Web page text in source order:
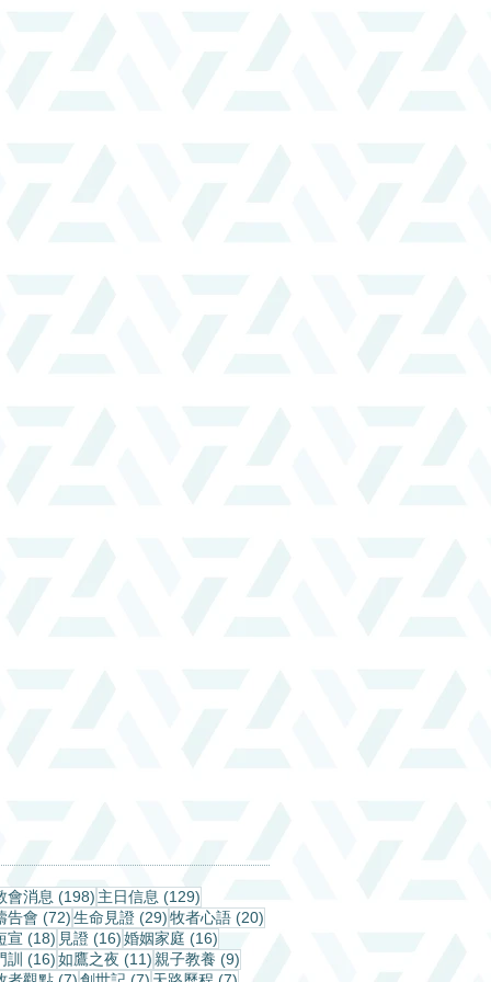
會消息 (198) 198 篇文章
主日信息 (129)
告會 (72)72 篇文章
生命見證 (29)29 篇文章
牧者心語 (20)
宣 (18) 18 篇文章
見證 (16)16 篇文章
婚姻家庭 (16)
訓 (16)16 篇文章
如鷹之夜 (11)11 篇文章
親子教養 (9)
7 篇文章 7 篇文章